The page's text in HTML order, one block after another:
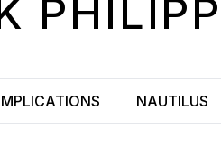
NAUTILUS